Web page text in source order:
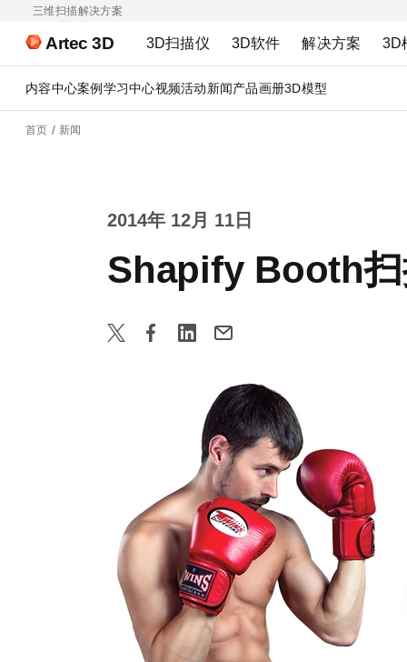
三维扫描解决方案
Artec 3D 3D扫描仪 3D软件 解决方案 3D
内容中心案例 学习中心视频活动新闻产品画册3D模型
首页 新闻
2014年 12月 11日
Shapify Booth扫